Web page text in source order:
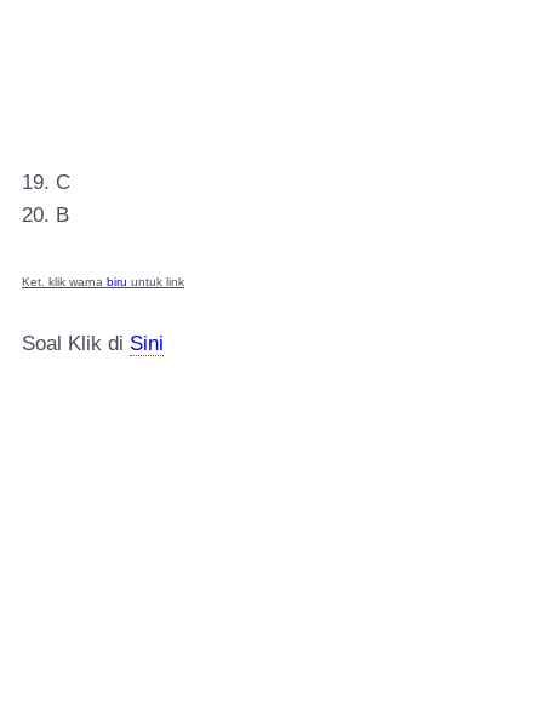
19. C
20. B
Ket. klik warna biru untuk link
Soal Klik di Sini